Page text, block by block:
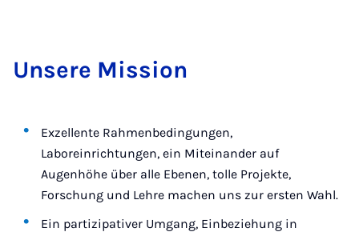
Un­se­re Missi­on
Exzellente Rahmenbedingungen,
Laboreinrichtungen, ein Miteinander auf
Augenhöhe über alle Ebenen, tolle Projekte,
Forschung und Lehre machen uns zur ersten Wahl.
Ein partizipativer Umgang, Einbeziehung in